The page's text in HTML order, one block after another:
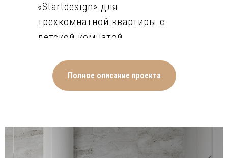
«Startdesign» для
трехкомнатной квартиры с
детской комнатой.
светлой прихожей стало
использование панорамных
зеркальных поверхностей,
открытых полочек для
хранения сумок и других
Полное описание проекта